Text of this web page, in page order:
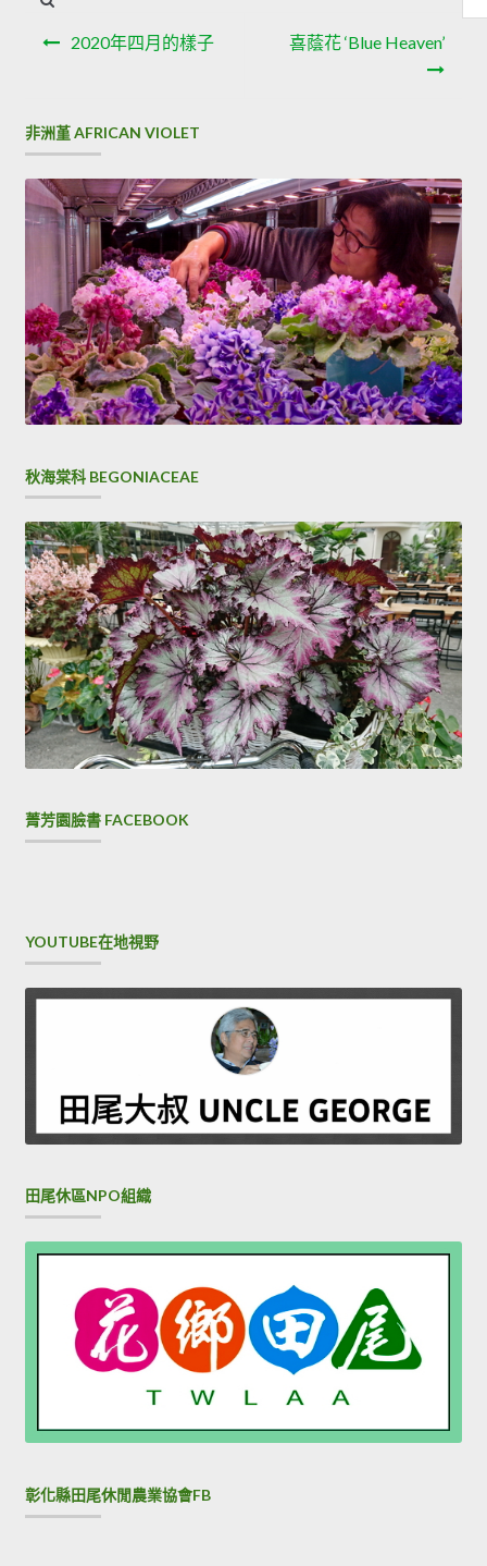
文
導
覽
2020年四月的樣子 喜蔭花 ‘Blue Heaven’
容
非洲堇 AFRICAN VIOLET
秋海棠科 BEGONIACEAE
菁芳園臉書 FACEBOOK
YOUTUBE在地視野
田尾休區NPO組織
彰化縣田尾休閒農業協會FB